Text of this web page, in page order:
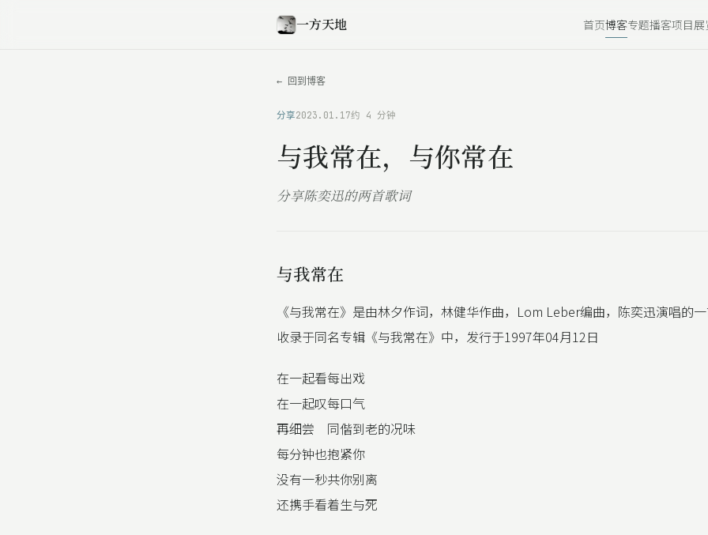
一方天地 首页博客专题播客项目展
← 回到博客
分享2023.01.17约 4 分钟
与我常在，与你常在
分享陈奕迅的两首歌词
与我常在
《与我常在》是由林夕作词，林健华作曲，Lom Leber编曲，陈奕迅演唱的一
收录于同名专辑《与我常在》中，发行于1997年04月12日
在一起看每出戏
在一起叹每口气
再细尝 同偕到老的况味
每分钟也抱紧你
没有一秒共你别离
还携手看着生与死